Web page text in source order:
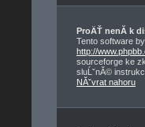
ProÄŤ nenĂ­ k
Tento software
http://
sourceforge ke
sluĹˇnĂ©
NĂˇvrat nahoru